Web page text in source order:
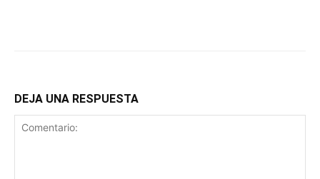
DEJA UNA RESPUESTA